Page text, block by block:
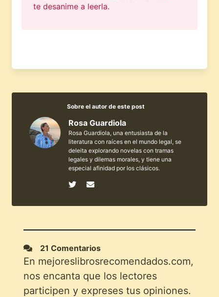
te desanime a leerla.
Sobre el autor de este post
Rosa Guardiola
Rosa Guardiola, una entusiasta de la
literatura con raíces en el mundo legal, se
deleita explorando novelas con tramas
legales y dilemas morales, y tiene una
especial afinidad por los clásicos.
21 Comentarios
En mejoreslibrosrecomendados.com,
nos encanta que los lectores
participen y expreses tus opiniones.